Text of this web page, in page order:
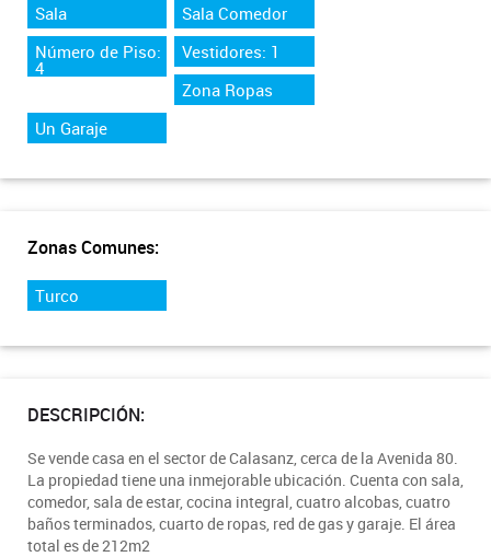
Sala
Sala Comedor
Número de Piso:
4
Vestidores: 1
Zona Ropas
Un Garaje
Zonas Comunes:
Turco
DESCRIPCIÓN:
Se vende casa en el sector de Calasanz, cerca de la Avenida 80.
La propiedad tiene una inmejorable ubicación. Cuenta con sala,
comedor, sala de estar, cocina integral, cuatro alcobas, cuatro
baños terminados, cuarto de ropas, red de gas y garaje. El área
total es de 212m2